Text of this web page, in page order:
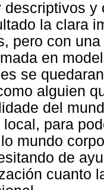
descriptivos
la clara
pero con
en
se
alguien
del
para
mundo
de
cuanto